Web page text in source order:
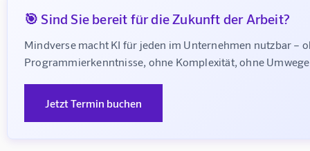
🎯 Sind Sie bereit für die Zukunft der Arbeit?
Mindverse macht KI für jeden im Unternehmen nutzbar –
Programmierkenntnisse, ohne Komplexität, ohne
Jetzt Termin buchen